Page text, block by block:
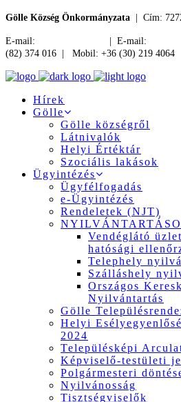
Gölle Község Önkormányzata | Cím:
E-mail: | E-mail:
(82) 374 016 | Mobil: +36 (30) 219 4064
Hírek
Gölle
Gölle községről
Látnivalók
Helyi Értéktár
Szociális lakások
Ügyintézés
Ügyfélfogadás
e-Ügyintézés
Rendeletek (NJT)
Vendéglátó
hatósági
Telephely
Szálláshely
Országos
Nyilvántartás
Gölle
Helyi
2024
Településképi
Képviselő-testületi
Polgármesteri
Nyilvánosság
Tisztségviselők